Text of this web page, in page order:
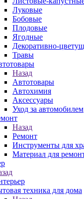
Луковые
Бобовые
Плодовые
Ягодные
Декоративно-
Травы
Назад
Автотовары
Автохимия
Аксессуары
Уход за автомобилем
Назад
Ремонт
Инструменты для
Материал для
техника для дома